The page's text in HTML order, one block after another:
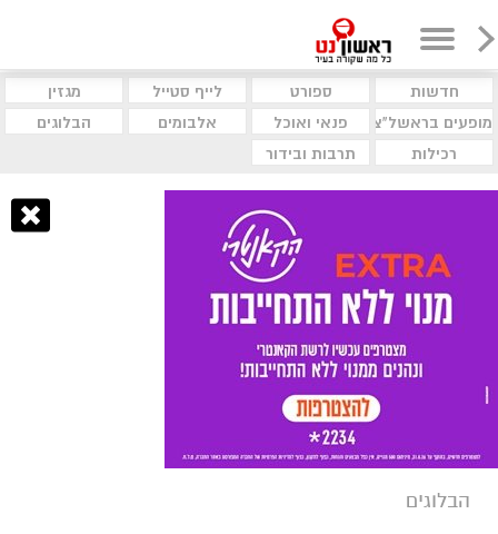
חדשות ספורט לייף סטייל
מגזין
מופעים בראשל"צ
פנאי ואוכל אלבומים
הבלוגים
רכילות
תרבות ובידור
הבלוגים